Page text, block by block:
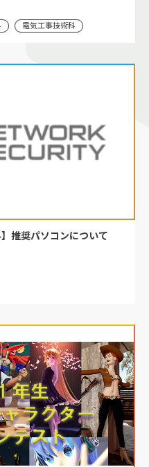
電気工事技術科
推奨パソコンについて